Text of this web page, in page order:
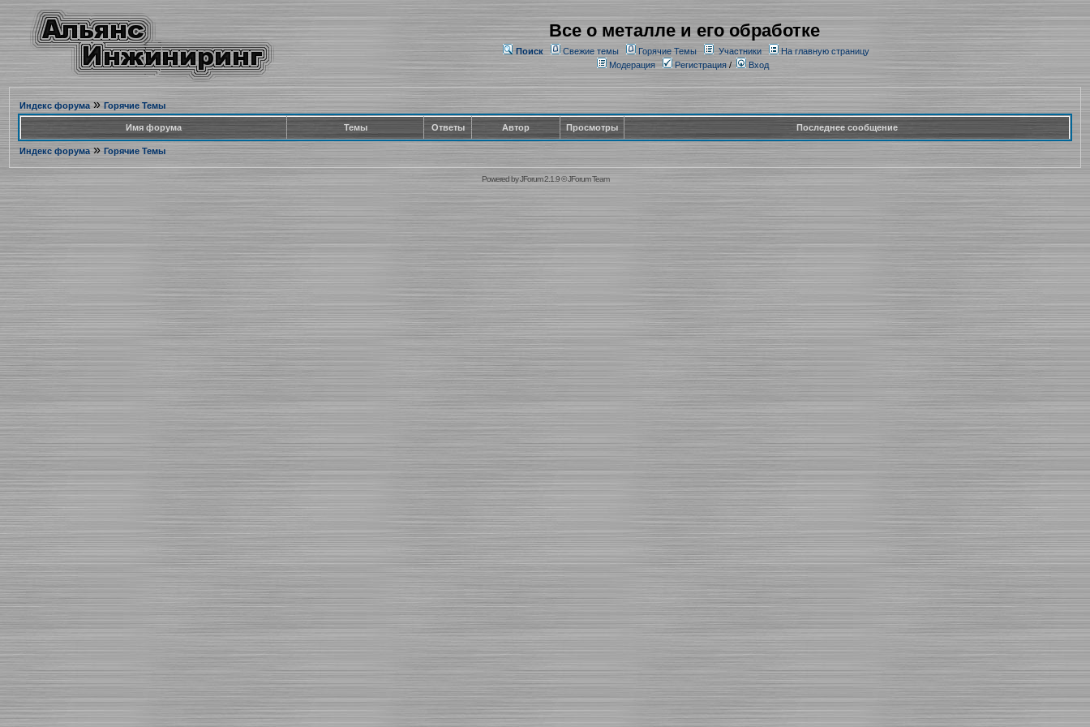
Все о металле и его обработке
Поиск Свежие темы Горячие Темы Участники
На главную страницу
Модерация
Регистрация/ Вход
Индекс форума» Горячие Темы
Имя форума Темы Ответы Автор Просмотры Последнее сообщение
Индекс форума» Горячие Темы
Powered byJForum 2.1.9©JForum Team